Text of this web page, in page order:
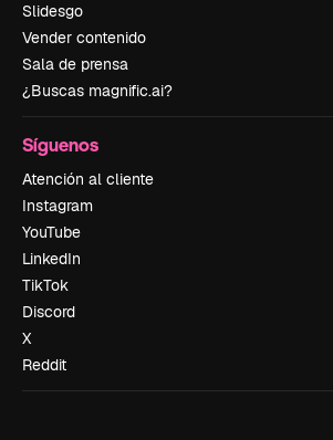
Slidesgo
Vender contenido
Sala de prensa
¿Buscas magnific.ai?
Síguenos
Atención al cliente
Instagram
YouTube
LinkedIn
TikTok
Discord
X
Reddit